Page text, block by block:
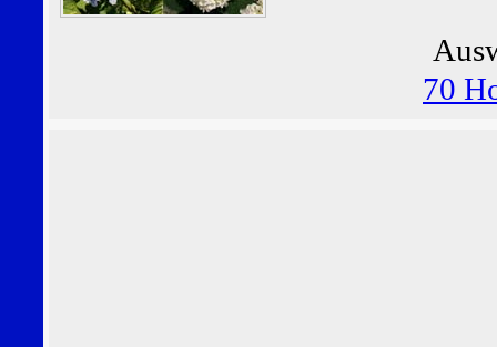
70